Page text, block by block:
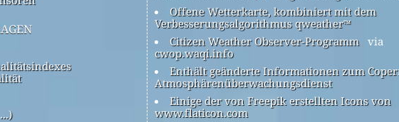
Offene Wetterkarte, kombiniert mit dem
Verbesserungsalgorithmus qweather™
Citizen Weather Observer-Programm via
cwop.waqi.info
Enthält geänderte Informationen zum
Atmosphärenüberwachungsdienst
Einige der von Freepik erstellten Icons von
www.flaticon.com